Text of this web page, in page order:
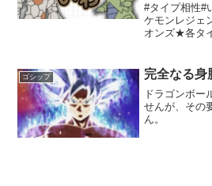
#タイプ相性#
ケモンレジェ
オンズ★各タ
性動画 一覧」
の...
ゴシップ 完全なる身
ドラゴンボー
せんが、その
ん。